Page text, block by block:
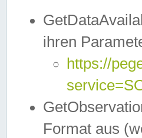
ihren
https://
Format aus